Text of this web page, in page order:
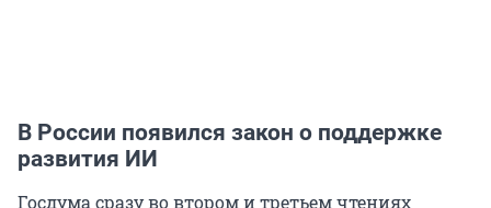
В России появился закон о поддержке
развития ИИ
Госдума сразу во втором и третьем чтениях